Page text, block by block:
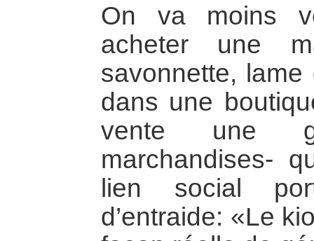
On va moins
acheter une
savonnette,
dans une
vente une
marchandises-
lien social
d’entraide: «Le